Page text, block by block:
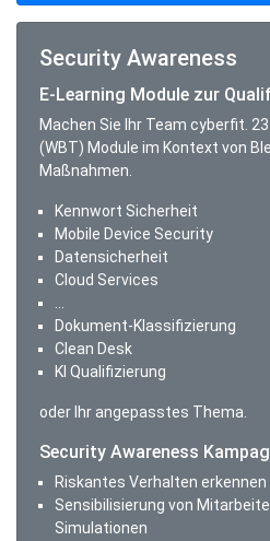
Security Awareness
E-Learning Module zur
Machen Sie Ihr Team cyberfit.
(WBT) Module im Kontext von
Maßnahmen.
Kennwort Sicherheit
Mobile Device Security
Datensicherheit
Cloud Services
Dokument-Klassifizierung
Clean Desk
KI Qualifizierung
oder Ihr angepasstes Thema.
Security Awareness
Riskantes Verhalten
Sensibilisierung von
Simulationen